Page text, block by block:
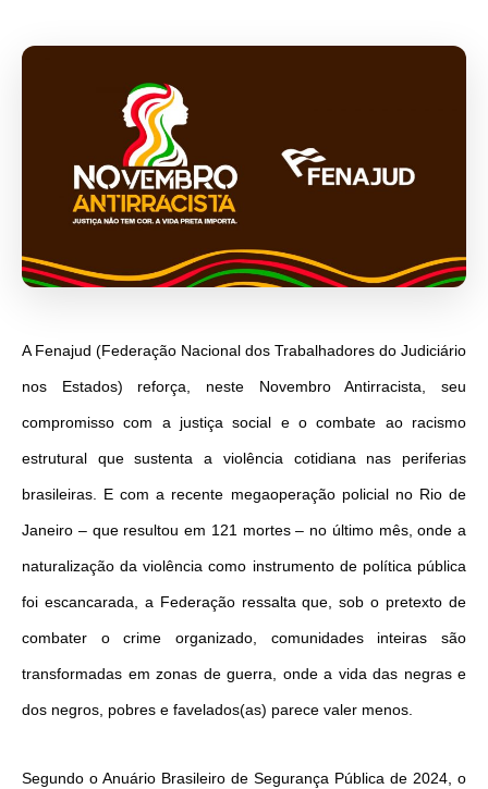
A Fenajud (Federação Nacional dos Trabalhadores do Judiciário
nos Estados) reforça, neste Novembro Antirracista, seu
compromisso com a justiça social e o combate ao racismo
estrutural que sustenta a violência cotidiana nas periferias
brasileiras. E com a recente megaoperação policial no Rio de
Janeiro – que resultou em 121 mortes – no último mês, onde a
naturalização da violência como instrumento de política pública
foi escancarada, a Federação ressalta que, sob o pretexto de
combater o crime organizado, comunidades inteiras são
transformadas em zonas de guerra, onde a vida das negras e
dos negros, pobres e favelados(as) parece valer menos.
Segundo o Anuário Brasileiro de Segurança Pública de 2024, o